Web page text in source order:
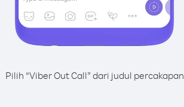
Pilih “Viber Out Call” dari judul percakapan